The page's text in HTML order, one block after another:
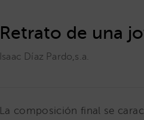
Retrato de una
Isaac Díaz Pardo,s.a.
La composición final se